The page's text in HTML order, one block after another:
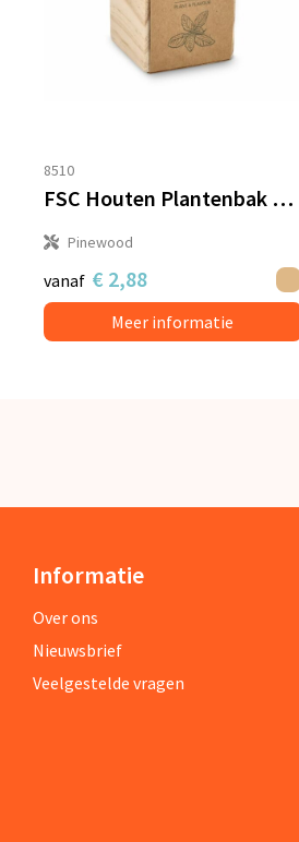
8510
FSC Houten Plantenbak Set – Basilicum
Pinewood
vanaf € 2,88
Meer informatie
Informatie
Over ons
Nieuwsbrief
Veelgestelde vragen